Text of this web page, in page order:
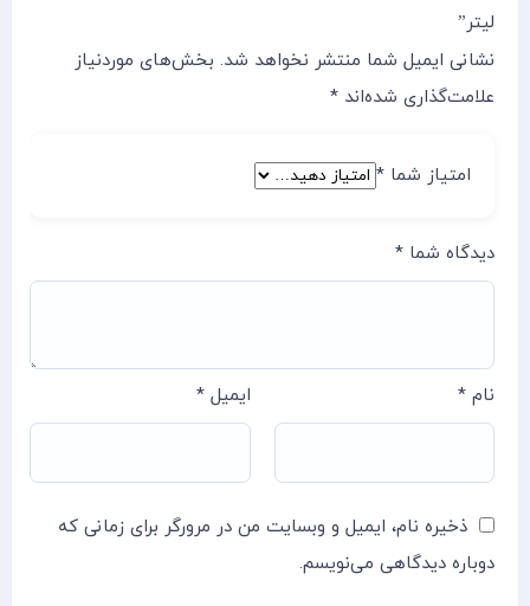
لیتر”
نشانی ایمیل شما منتشر نخواهد شد. بخش‌های موردنیاز
علامت‌گذاری شده‌اند *
امتیاز شما *
دیدگاه شما *
نام * ایمیل*
ذخیره نام، ایمیل و وبسایت من در مرورگر برای زمانی که
دوباره دیدگاهی می‌نویسم.